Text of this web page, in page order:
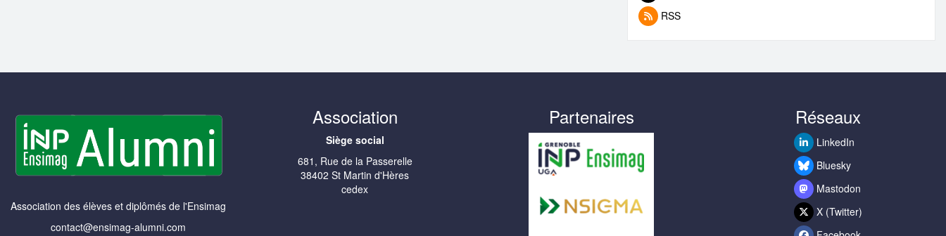
RSS
Association des élèves et diplômés de l'Ensimag
contact@ensimag-alumni.com
Association
Siège social
681, Rue de la Passerelle
38402 St Martin d'Hères
cedex
Partenaires Réseaux
LinkedIn
Bluesky
Mastodon
X (Twitter)